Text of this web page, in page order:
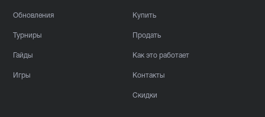
Обновления
Турниры
Гайды
Игры
Купить
Продать
Как это работает
Контакты
Скидки